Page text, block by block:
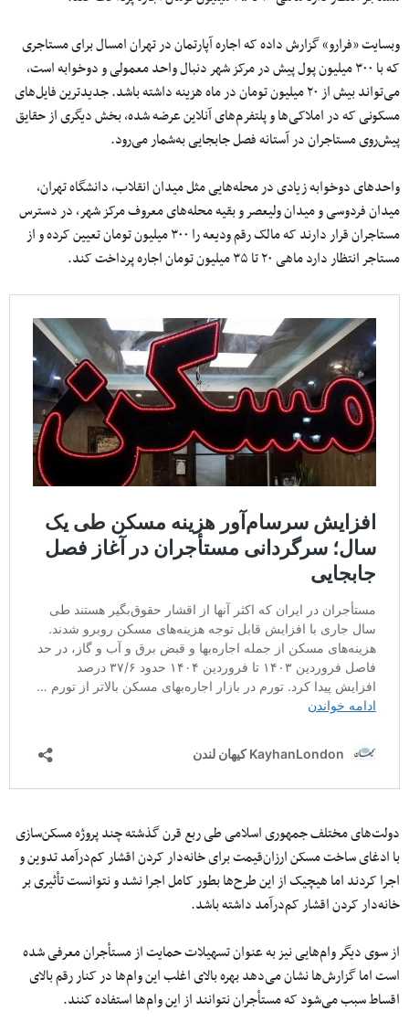
وبسایت «فرارو» گزارش داده که اجاره آپارتمان در تهران امسال برای مستاجری
که با ۳۰۰ میلیون پول پیش در مرکز شهر دنبال واحد معمولی و دوخوابه است،
می‌تواند بیش از ۲۰ میلیون تومان در ماه هزینه داشته باشد. جدید‌ترین فایل‌های
مسکونی که در املاکی‌ها و پلتفرم‌های آنلاین عرضه شده، بخش دیگری از حقایق
پیش‌روی مستاجران در آستانه فصل جابجایی به‌شمار می‌رود.
واحد‌های دوخوابه زیادی در محله‌هایی مثل میدان انقلاب، دانشگاه تهران،
میدان فردوسی و میدان ولیعصر و بقیه محله‌های معروف مرکز شهر، در دسترس
مستاجران قرار دارند که مالک رقم ودیعه را ۳۰۰ میلیون تومان تعیین کرده و از
مستاجر انتظار دارد ماهی ۲۰ تا ۳۵ میلیون تومان اجاره پرداخت کند.
دولت‌های مختلف جمهوری اسلامی طی ربع قرن گذشته چند پروژه مسکن‌سازی
با ادغای ساخت مسکن ارزان‌قیمت برای خانه‌دار کردن اقشار کم‌درآمد تدوین و
اجرا کردند اما هیچیک از این طرح‌ها بطور کامل اجرا نشد و نتوانست تأثیری بر
خانه‌دار کردن اقشار کم‌درآمد داشته باشد.
از سوی دیگر وام‌هایی نیز به عنوان تسهیلات حمایت از مستأجران معرفی شده
است اما گزارش‌ها نشان می‌دهد بهره بالای اغلب این وام‌ها در کنار رقم بالای
اقساط سبب می‌شود که مستأجران نتوانند از این وام‌ها استفاده کنند.